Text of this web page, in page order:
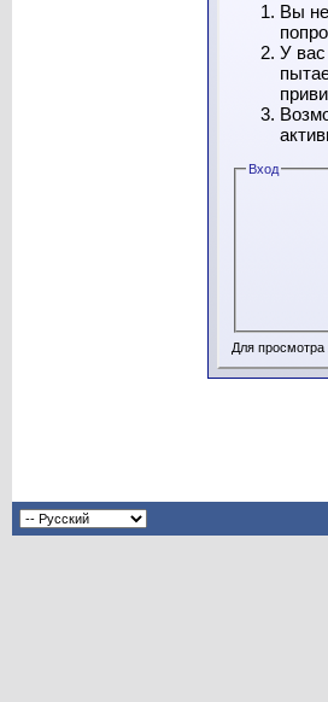
Вы
У
Вход
Для